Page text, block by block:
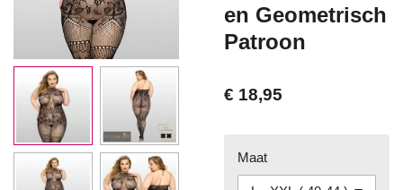
en Geometrisch
Patroon
€ 18,95
Maat